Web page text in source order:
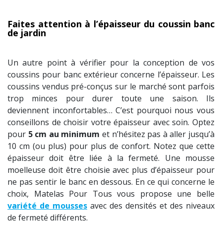
Faites attention à l’épaisseur du coussin banc
de jardin
Un autre point à vérifier pour la conception de vos
coussins pour banc extérieur concerne l’épaisseur. Les
coussins vendus pré-conçus sur le marché sont parfois
trop minces pour durer toute une saison. Ils
deviennent inconfortables… C’est pourquoi nous vous
conseillons de choisir votre épaisseur avec soin. Optez
pour 5 cm au minimum et n’hésitez pas à aller jusqu’à
10 cm (ou plus) pour plus de confort. Notez que cette
épaisseur doit être liée à la fermeté. Une mousse
moelleuse doit être choisie avec plus d’épaisseur pour
ne pas sentir le banc en dessous. En ce qui concerne le
choix, Matelas Pour Tous vous propose une belle
variété de mousses avec des densités et des niveaux
de fermeté différents.